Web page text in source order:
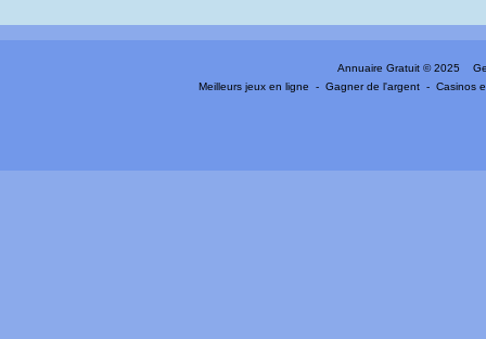
Annuaire Gratuit © 2025
Meilleurs jeux en ligne
-Gagner de l'argent -Casinos